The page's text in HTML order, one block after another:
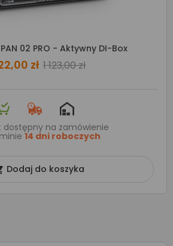
02 PRO - Aktywny DI-Box
zł 1 123,00 zł
dostępny na zamówienie
14 dni roboczych
Dodaj do koszyka